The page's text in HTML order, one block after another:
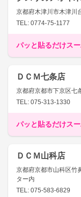
京都府木津川市木津川
TEL: 0774-75-1177
パッと貼るだけス
ＤＣＭ七条店
京都府京都市下京区七
TEL: 075-313-1330
パッと貼るだけス
ＤＣＭ山科店
京都府京都市山科区竹
ター内
TEL: 075-583-6829